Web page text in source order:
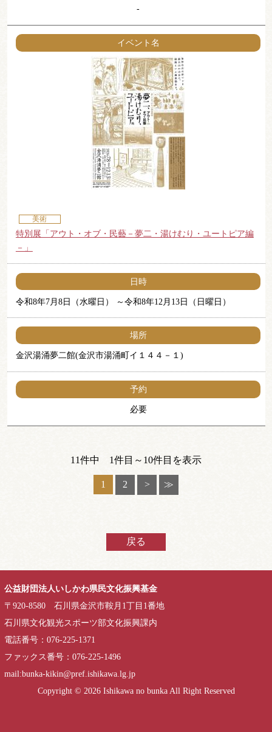
-
イベント名
美術
特別展「アウト・オブ・民藝－夢二・湯けむり・ユートピア編
－」
日時
令和8年7月8日（水曜日） 令和8年12月13日（日曜日）
場所
金沢湯涌夢二館(金沢市湯涌町イ１４４－１)
予約
必要
11件中 1件目～10件目を表示
1 2 > ≫
戻る
公益財団法人いしかわ県民文化振興基金
〒920-8580 石川県金沢市鞍月1丁目1番地
石川県文化観光スポーツ部文化振興課内
電話番号：076-225-1371
ファックス番号：076-225-1496
mail:bunka-kikin@pref.ishikawa.lg.jp
Copyright © 2026 Ishikawa no bunka All Right Reserved